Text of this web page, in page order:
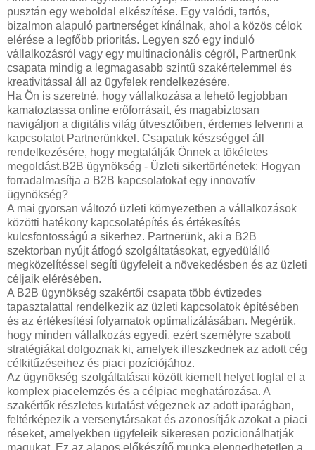
pusztán egy weboldal elkészítése. Egy valódi, tartós,
bizalmon alapuló partnerséget kínálnak, ahol a közös célok
elérése a legfőbb prioritás. Legyen szó egy induló
vállalkozásról vagy egy multinacionális cégről, Partnerünk
csapata mindig a legmagasabb szintű szakértelemmel és
kreativitással áll az ügyfelek rendelkezésére.
Ha Ön is szeretné, hogy vállalkozása a lehető legjobban
kamatoztassa online erőforrásait, és magabiztosan
navigáljon a digitális világ útvesztőiben, érdemes felvenni a
kapcsolatot Partnerünkkel. Csapatuk készséggel áll
rendelkezésére, hogy megtalálják Önnek a tökéletes
megoldást.B2B ügynökség - Üzleti sikertörténetek: Hogyan
forradalmasítja a B2B kapcsolatokat egy innovatív
ügynökség?
A mai gyorsan változó üzleti környezetben a vállalkozások
közötti hatékony kapcsolatépítés és értékesítés
kulcsfontosságú a sikerhez. Partnerünk, aki a B2B
szektorban nyújt átfogó szolgáltatásokat, egyedülálló
megközelítéssel segíti ügyfeleit a növekedésben és az üzleti
céljaik elérésében.
A B2B ügynökség szakértői csapata több évtizedes
tapasztalattal rendelkezik az üzleti kapcsolatok építésében
és az értékesítési folyamatok optimalizálásában. Megértik,
hogy minden vállalkozás egyedi, ezért személyre szabott
stratégiákat dolgoznak ki, amelyek illeszkednek az adott cég
célkitűzéseihez és piaci pozíciójához.
Az ügynökség szolgáltatásai között kiemelt helyet foglal el a
komplex piacelemzés és a célpiac meghatározása. A
szakértők részletes kutatást végeznek az adott iparágban,
feltérképezik a versenytársakat és azonosítják azokat a piaci
réseket, amelyekben ügyfeleik sikeresen pozicionálhatják
magukat. Ez az alapos előkészítő munka elengedhetetlen a